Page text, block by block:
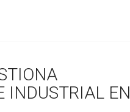
INDUSTRIAL EN